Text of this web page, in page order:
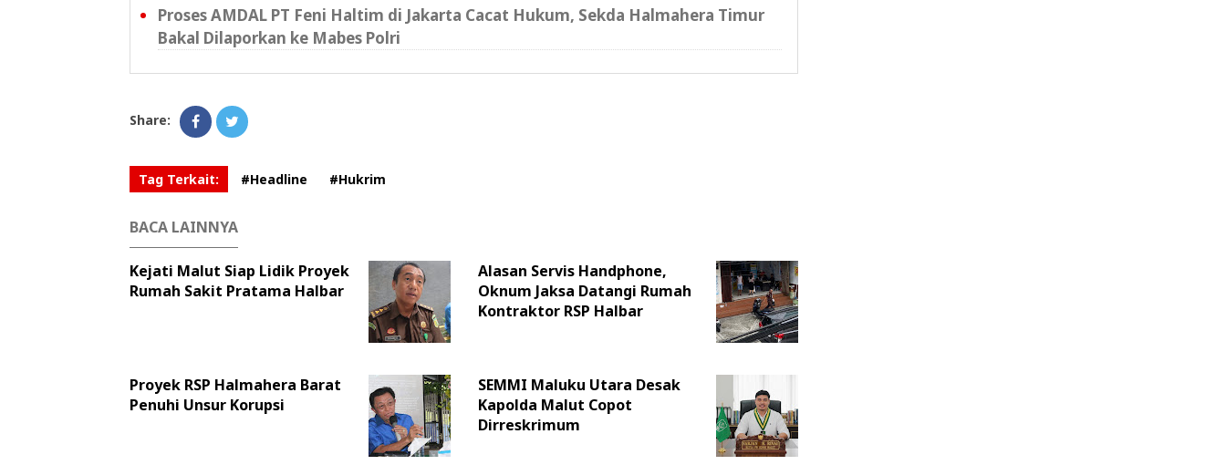
Proses AMDAL PT Feni Haltim di Jakarta Cacat Hukum, Sekda Halmahera Timur
Bakal Dilaporkan ke Mabes Polri
Share:
Tag Terkait: #Headline #Hukrim
BACA LAINNYA
Kejati Malut Siap Lidik Proyek
Rumah Sakit Pratama Halbar
Alasan Servis Handphone,
Oknum Jaksa Datangi Rumah
Kontraktor RSP Halbar
Proyek RSP Halmahera Barat
Penuhi Unsur Korupsi
SEMMI Maluku Utara Desak
Kapolda Malut Copot
Dirreskrimum